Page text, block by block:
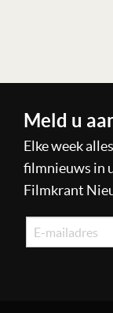
Meld u
Elke week
filmnieuws in
Filmkrant